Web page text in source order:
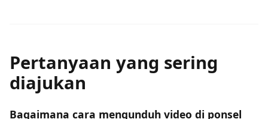
your own content, accessing Creative Commons media,
and downloading publicly available videos where
permitted.